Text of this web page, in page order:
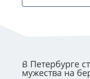
В Петербурге
мужества на